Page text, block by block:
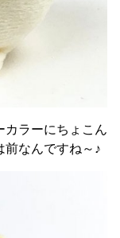
ラーにちょこん
前なんですね～♪